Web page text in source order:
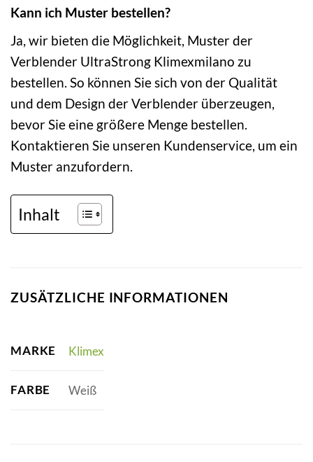
Kann ich Muster bestellen?
Ja, wir bieten die Möglichkeit, Muster der
Verblender UltraStrong Klimexmilano zu
bestellen. So können Sie sich von der Qualität
und dem Design der Verblender überzeugen,
bevor Sie eine größere Menge bestellen.
Kontaktieren Sie unseren Kundenservice, um ein
Muster anzufordern.
Inhalt
ZUSÄTZLICHE INFORMATIONEN
MARKE Klimex
FARBE Weiß